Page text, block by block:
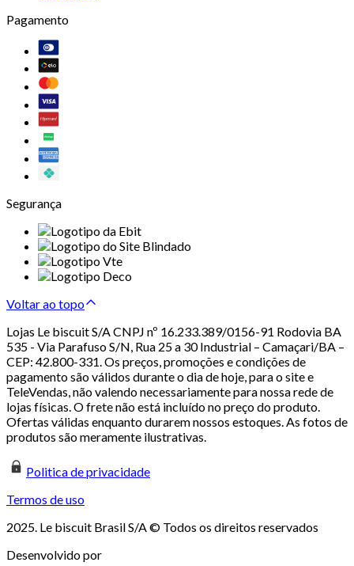
Pagamento
Segurança
Voltar ao topo
Lojas Le biscuit S/A CNPJ nº 16.233.389/0156-91 Rodovia BA
535 - Via Parafuso S/N, Rua 25 a 30 Industrial – Camaçari/BA –
CEP: 42.800-331. Os preços, promoções e condições de
pagamento são válidos durante o dia de hoje, para o site e
TeleVendas, não valendo necessariamente para nossa rede de
lojas físicas. O frete não está incluído no preço do produto.
Ofertas válidas enquanto durarem nossos estoques. As fotos de
produtos são meramente ilustrativas.
Politica de privacidade
Termos de uso
2025. Le biscuit Brasil S/A © Todos os direitos reservados
Desenvolvido por